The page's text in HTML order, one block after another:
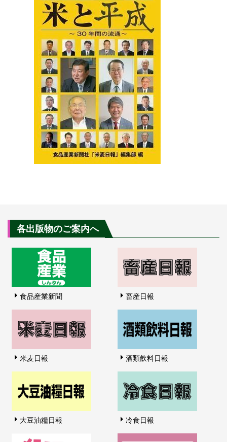
各出版物のご案内へ
食品産業新聞 畜産日報
米麦日報 酒類飲料日報
大豆油糧日報 冷食日報